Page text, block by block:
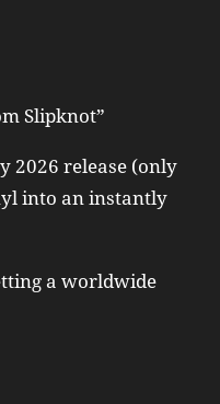
Slipknot”
2026 release (only
into an instantly
a worldwide